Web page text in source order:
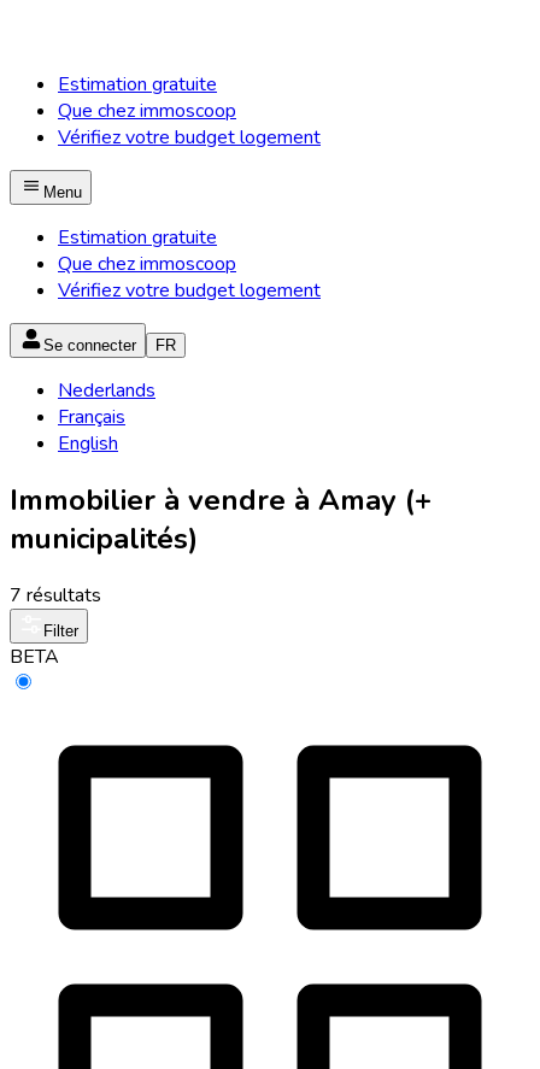
Estimation gratuite
Que chez immoscoop
Vérifiez votre budget logement
Menu
Estimation gratuite
Que chez immoscoop
Vérifiez votre budget logement
Se connecter FR
Nederlands
Français
English
Immobilier à vendre à Amay (+
municipalités)
7 résultats
Filter
BETA